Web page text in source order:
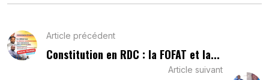
Article précédent
Constitution en RDC : la FOFAT et la...
Article suivant